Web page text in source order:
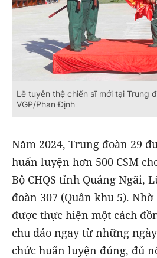
Lễ tuyên thệ chiến sĩ mới tại Trung
VGP/Phan Định
Năm 2024, Trung đoàn 29
huấn luyện hơn 500 CSM
Bộ CHQS tỉnh Quảng Ngãi,
đoàn 307 (Quân khu 5).
được thực hiện một cách
chu đáo ngay từ những
chức huấn luyện đúng, đủ